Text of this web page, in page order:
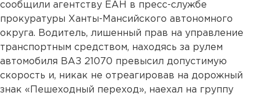
сообщили агентству ЕАН в пресс-службе
прокуратуры Ханты-Мансийского автономного
округа. Водитель, лишенный прав на управление
транспортным средством, находясь за рулем
автомобиля ВАЗ 21070 превысил допустимую
скорость и, никак не отреагировав на дорожный
знак «Пешеходный переход», наехал на группу